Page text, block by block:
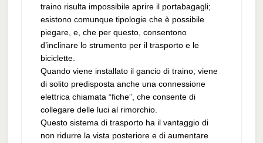
traino risulta impossibile aprire il portabagagli;
esistono comunque tipologie che è possibile
piegare, e, che per questo, consentono
d’inclinare lo strumento per il trasporto e le
biciclette.
Quando viene installato il gancio di traino, viene
di solito predisposta anche una connessione
elettrica chiamata “fiche”, che consente di
collegare delle luci al rimorchio.
Questo sistema di trasporto ha il vantaggio di
non ridurre la vista posteriore e di aumentare